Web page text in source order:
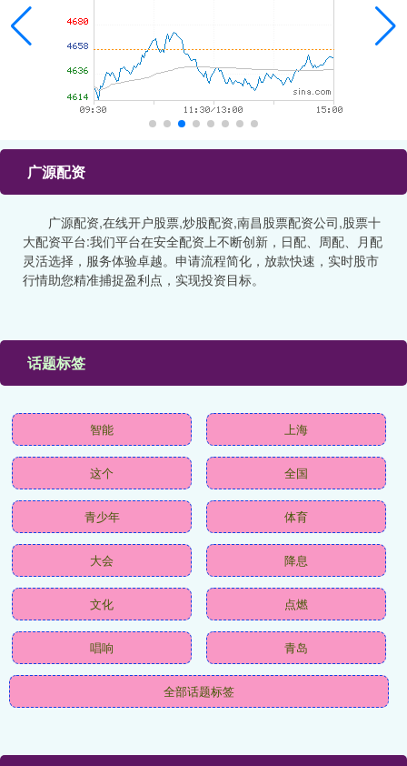
广源配资
广源配资,在线开户股票,炒股配资,南昌股票配资公司,股票十
大配资平台:我们平台在安全配资上不断创新，日配、周配、月配
灵活选择，服务体验卓越。申请流程简化，放款快速，实时股市
行情助您精准捕捉盈利点，实现投资目标。
话题标签
智能 上海
这个 全国
青少年 体育
大会 降息
文化 点燃
唱响 青岛
全部话题标签